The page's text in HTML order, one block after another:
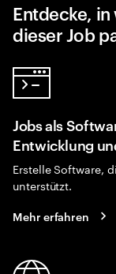
Entdecke,
dieser Job
Jobs als
Entwicklung
Erstelle Software,
unterstützt.
Mehr erfahren